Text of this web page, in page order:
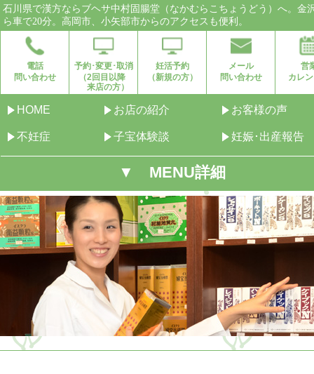
石川県で漢方ならブヘサ中村固腸堂（なかむらこちょうどう）へ。金
ら車で20分。高岡市、小矢部市からのアクセスも便利。
電話
問い合わせ
予約･変更･取消
（2回目以降
来店の方）
妊活予約
（新規の方）
メール
問い合わせ
営
カレ
HOME お店の紹介 お客様の声
不妊症 子宝体験談 妊娠･出産報告
▼ MENU詳細